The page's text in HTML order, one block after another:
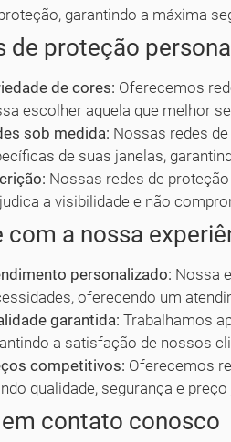
garantindo a máxima
de proteção
de cores: Oferecemos
escolher aquela que melhor
sob medida: Nossas redes
de suas janelas,
Nossas redes de
a visibilidade e não
com a nossa
personalizado: Nossa
oferecendo um
garantida: Trabalhamos
a satisfação de nossos
competitivos: Oferecemos
qualidade, segurança e preço
contato conosco